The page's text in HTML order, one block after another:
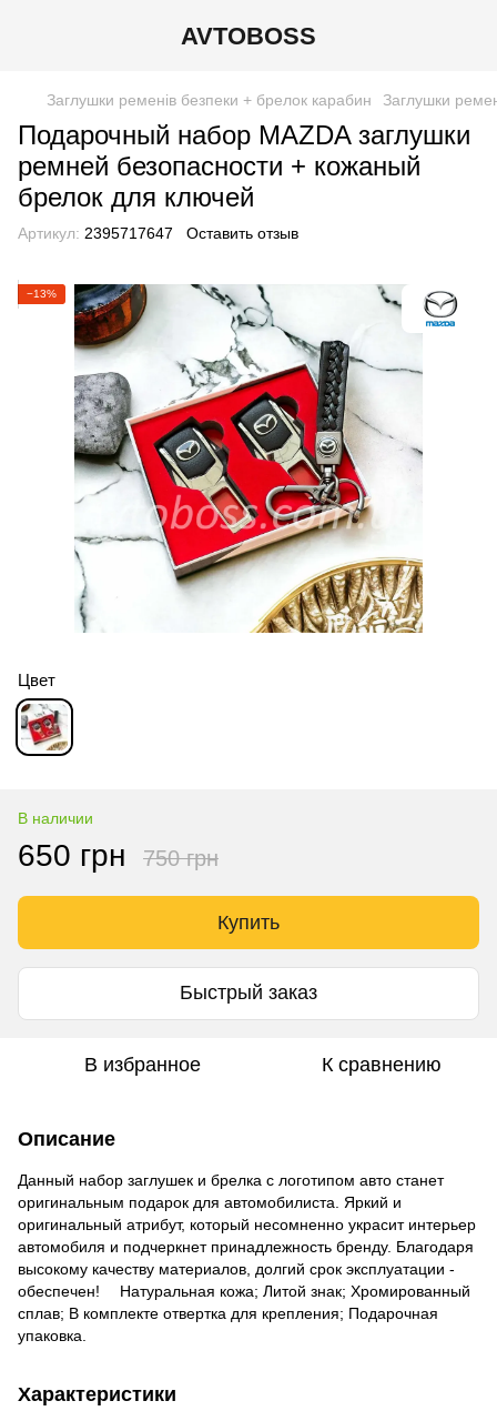
AVTOBOSS
Заглушки ременів безпеки + брелок карабин Заглушки
Подарочный набор MAZDA заглушки
ремней безопасности + кожаный
брелок для ключей
Артикул: 2395717647 Оставить отзыв
−13%
Цвет
В наличии
650 грн 750 грн
Купить
Быстрый заказ
В избранное К сравнению
Описание
Данный набор заглушек и брелка с логотипом авто станет
оригинальным подарок для автомобилиста. Яркий и
оригинальный атрибут, который несомненно украсит интерьер
автомобиля и подчеркнет принадлежность бренду. Благодаря
высокому качеству материалов, долгий срок эксплуатации -
обеспечен! ⠀ Натуральная кожа; Литой знак; Хромированный
сплав; В комплекте отвертка для крепления; Подарочная
упаковка.
Характеристики